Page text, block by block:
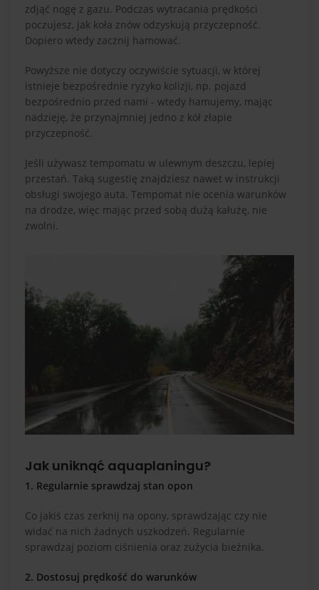
zdjąć nogę z gazu. Podczas wytracania prędkości
poczujesz, jak koła znów odzyskują przyczepność.
Dopiero wtedy zacznij hamować.
Powyższe nie dotyczy oczywiście sytuacji, w której
istnieje bezpośrednie ryzyko kolizji, np. pojazd
bezpośrednio przed nami - wtedy hamujemy, mając
nadzieję, że przynajmniej jedno z kół złapie
przyczepność.
Jeśli używasz tempomatu w ulewnym deszczu, lepiej
przestań. Taką sugestię znajdziesz nawet w instrukcji
obsługi swojego auta. Tempomat nie ocenia warunków
na drodze, więc mając przed sobą dużą kałużę, nie
zwolni.
Jak uniknąć aquaplaningu?
1. Regularnie sprawdzaj stan opon
Co jakiś czas zerknij na opony, sprawdzając czy nie
widać na nich żadnych uszkodzeń. Regularnie
sprawdzaj poziom ciśnienia oraz zużycia bieżnika.
2. Dostosuj prędkość do warunków